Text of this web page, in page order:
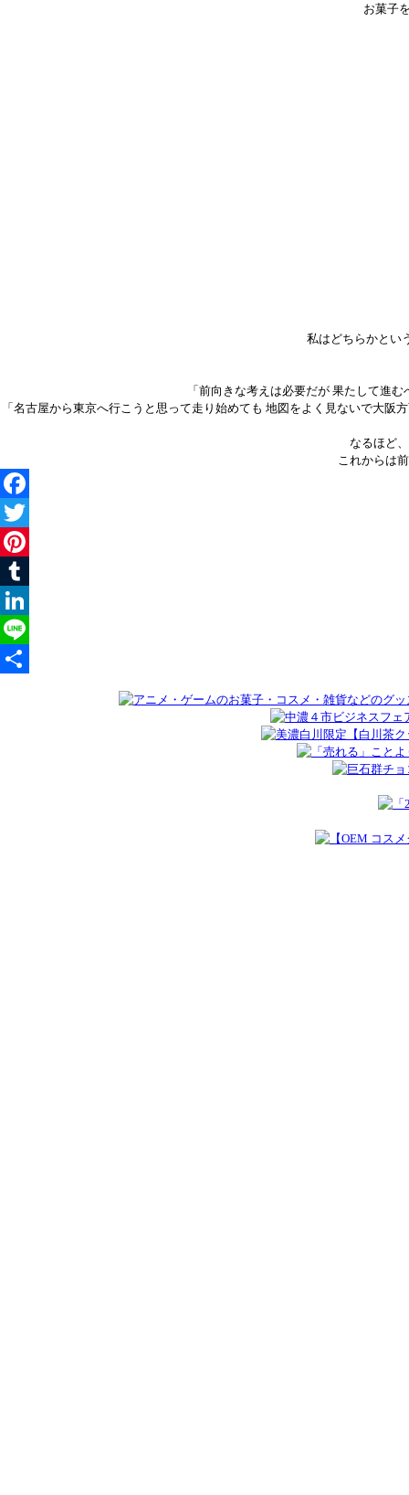
お菓子
私はどちらかとい
「前向きな考えは必要だが 果たして進
「名古屋から東京へ行こうと思って走り始めても 地図をよく見ないで大
なるほど
これからは